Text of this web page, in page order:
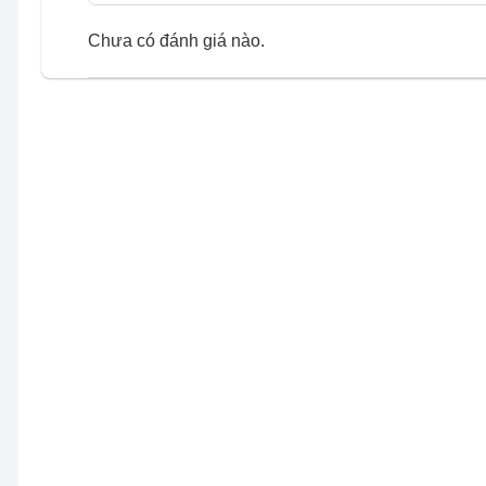
Chưa có đánh giá nào.